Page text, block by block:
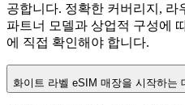
공합니다. 정확한 커버리지, 라
파트너 모델과 상업적 구성에
에 직접 확인해야 합니다.
화이트 라벨 eSIM 매장을 시작하는